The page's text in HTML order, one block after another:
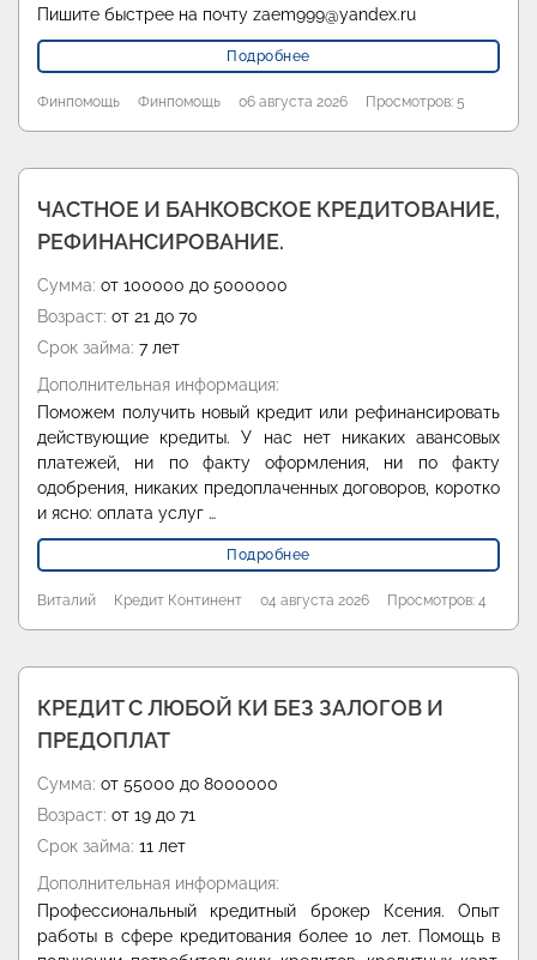
Пишите быстрее на почту zaem999@yandex.ru
Подробнее
Финпомощь Финпомощь 06 августа 2026 Просмотров: 5
ЧАСТНОЕ И БАНКОВСКОЕ КРЕДИТОВАНИЕ,
РЕФИНАНСИРОВАНИЕ.
Сумма: от 100000 до 5000000
Возраст: от 21 до 70
Срок займа: 7 лет
Дополнительная информация:
Поможем получить новый кредит или рефинансировать
действующие кредиты. У нас нет никаких авансовых
платежей, ни по факту оформления, ни по факту
одобрения, никаких предоплаченных договоров, коротко
и ясно: оплата услуг …
Подробнее
Виталий Кредит Континент 04 августа 2026 Просмотров: 4
КРЕДИТ С ЛЮБОЙ КИ БЕЗ ЗАЛОГОВ И
ПРЕДОПЛАТ
Сумма: от 55000 до 8000000
Возраст: от 19 до 71
Срок займа: 11 лет
Дополнительная информация:
Профессиональный кредитный брокер Ксения. Опыт
работы в сфере кредитования более 10 лет. Помощь в